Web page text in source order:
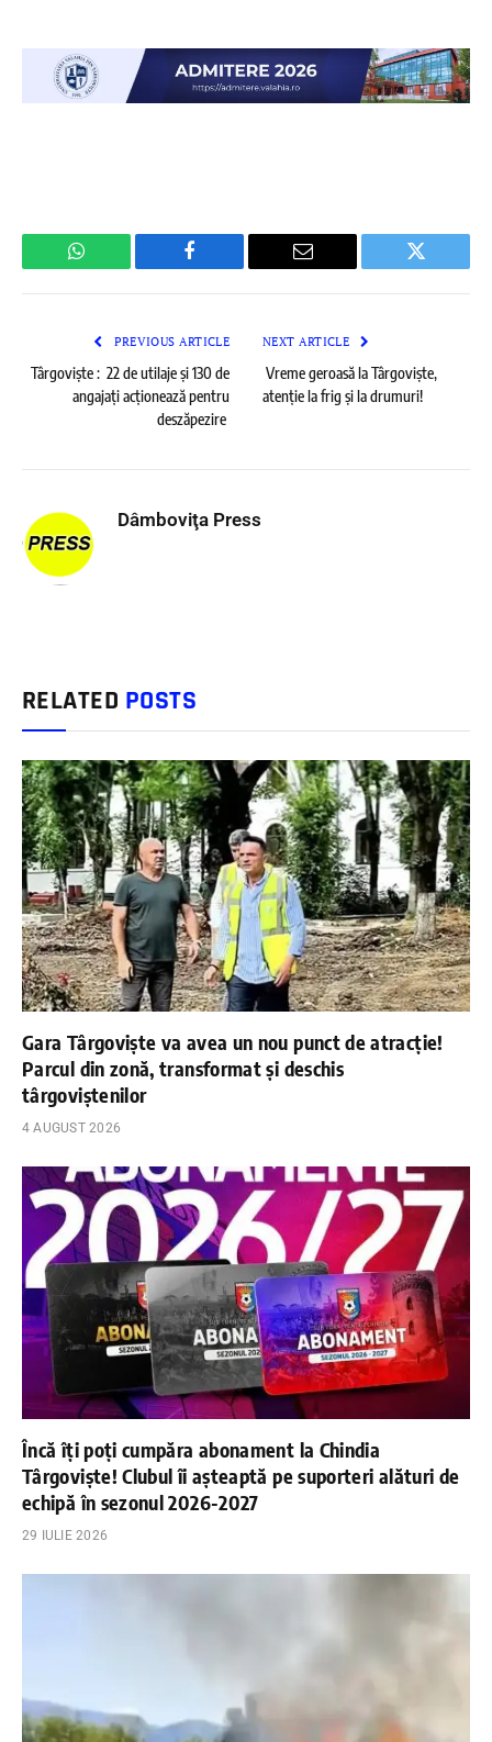
WhatsApp Facebook Email Twitter
PREVIOUS ARTICLE
Târgoviște : 22 de utilaje și 130 de
angajați acționează pentru
deszăpezire
NEXT ARTICLE
Vreme geroasă la Târgoviște,
atenție la frig și la drumuri!
Dâmboviţa Press
RELATED POSTS
Gara Târgoviște va avea un nou punct de atracție!
Parcul din zonă, transformat și deschis
târgoviștenilor
4 AUGUST 2026
Încă îți poți cumpăra abonament la Chindia
Târgoviște! Clubul îi așteaptă pe suporteri alături de
echipă în sezonul 2026-2027
29 IULIE 2026